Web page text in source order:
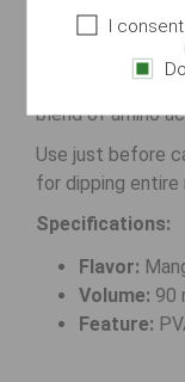
Liquid dip for
particles).
blend of amino
Use just before
for dipping entire
Specifications:
Flavor:
Volume: 90
Feature:
I